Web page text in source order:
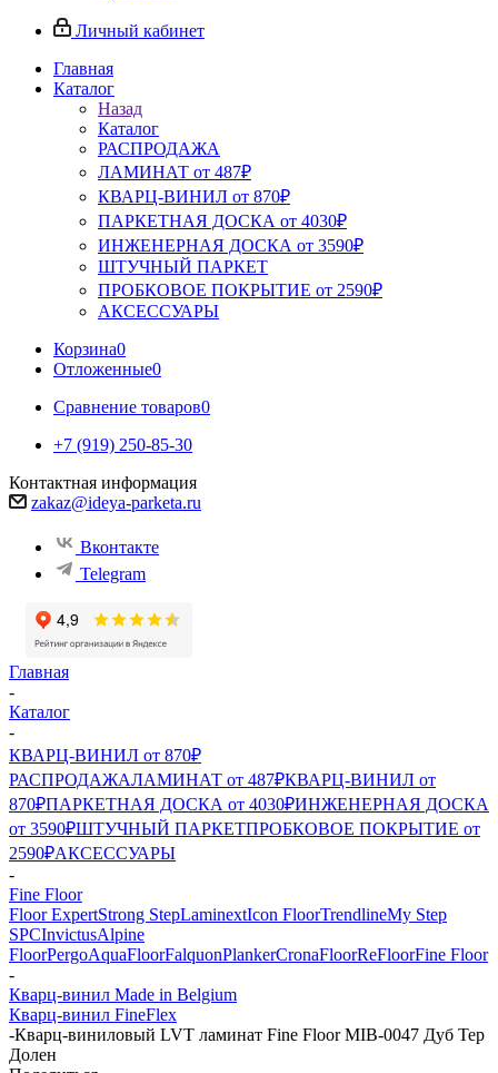
Личный кабинет
Главная
Каталог
Назад
Каталог
РАСПРОДАЖА
ЛАМИНАТ от 487₽
КВАРЦ-ВИНИЛ от 870₽
ПАРКЕТНАЯ ДОСКА от 4030₽
ИНЖЕНЕРНАЯ ДОСКА от 3590₽
ШТУЧНЫЙ ПАРКЕТ
ПРОБКОВОЕ ПОКРЫТИЕ от 2590₽
АКСЕССУАРЫ
Корзина0
Отложенные0
Сравнение товаров0
+7 (919) 250-85-30
Контактная информация
zakaz@ideya-parketa.ru
Вконтакте
Telegram
Главная
-
Каталог
-
КВАРЦ-ВИНИЛ от 870₽
РАСПРОДАЖАЛАМИНАТ от 487₽КВАРЦ-ВИНИЛ от
870₽ПАРКЕТНАЯ ДОСКА от 4030₽ИНЖЕНЕРНАЯ ДОСКА
от 3590₽ШТУЧНЫЙ ПАРКЕТПРОБКОВОЕ ПОКРЫТИЕ от
2590₽АКСЕССУАРЫ
-
Fine Floor
Floor ExpertStrong StepLaminextIcon FloorTrendlineMy Step
SPCInvictusAlpine
FloorPergoAquaFloorFalquonPlankerCronaFloorReFloorFine Floor
-
Кварц-винил Made in Belgium
Кварц-винил FineFlex
-Кварц-виниловый LVT ламинат Fine Floor MIB-0047 Дуб Тер
Долен